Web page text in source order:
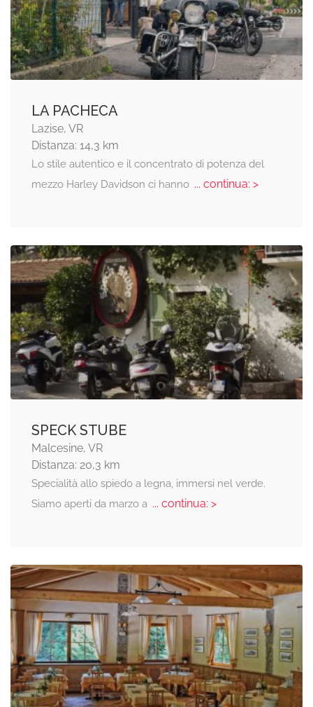
LA PACHECA
Lazise, VR
Distanza: 14,3 km
Lo stile autentico e il concentrato di potenza del
mezzo Harley Davidson ci hanno... continua: >
SPECK STUBE
Malcesine, VR
Distanza: 20,3 km
Specialità allo spiedo a legna, immersi nel verde.
Siamo aperti da marzo a ... continua: >